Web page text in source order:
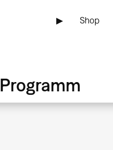
▶ Shop
Programm